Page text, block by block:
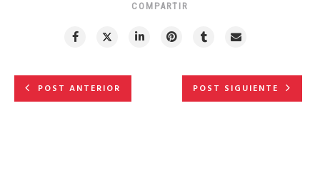
COMPARTIR
POST ANTERIOR POST SIGUIENTE